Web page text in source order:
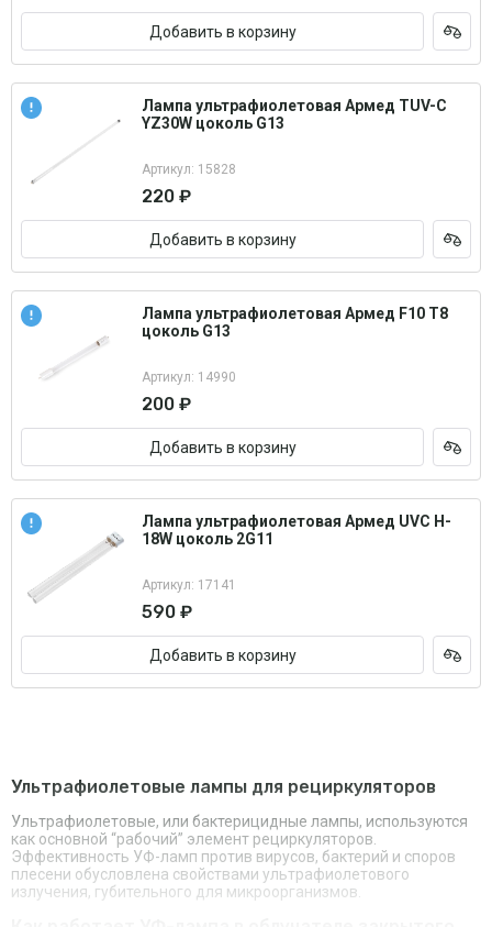
Добавить в корзину
Лампа ультрафиолетовая Армед TUV-C
YZ30W цоколь G13
Артикул: 15828
220 ₽
Добавить в корзину
Лампа ультрафиолетовая Армед F10 T8
цоколь G13
Артикул: 14990
200 ₽
Добавить в корзину
Лампа ультрафиолетовая Армед UVC H-
18W цоколь 2G11
Артикул: 17141
590 ₽
Добавить в корзину
Ультрафиолетовые лампы для рециркуляторов
Ультрафиолетовые, или бактерицидные лампы, используются
как основной “рабочий” элемент рециркуляторов.
Эффективность УФ-ламп против вирусов, бактерий и споров
плесени обусловлена свойствами ультрафиолетового
излучения, губительного для микроорганизмов.